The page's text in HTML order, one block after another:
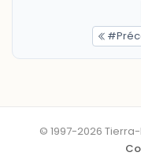
© 1997-2026